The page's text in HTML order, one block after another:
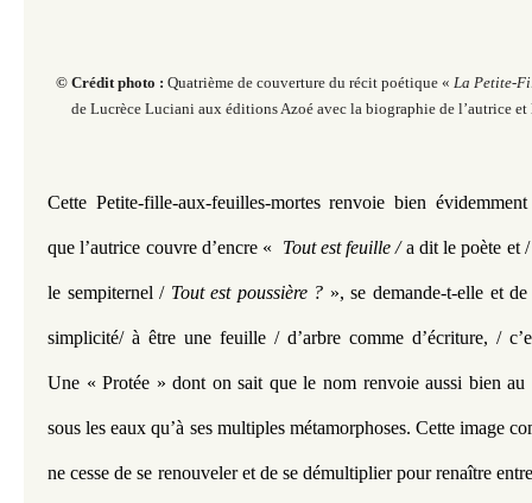
© Crédit photo : Quatrième de couverture du récit poétique « La Petite-
de Lucrèce Luciani aux éditions Azoé avec la biographie de l’autrice
Cette Petite-fille-aux-feuilles-mortes renvoie bien
que l’autrice couvre d’encre « Tout est feuille / a dit le poète et
le sempiternel / Tout est poussière ? », se demande-t-elle et
simplicité/ à être une feuille / d’arbre comme d’écriture, /
Une « Protée » dont on sait que le nom renvoie aussi bien
sous les eaux qu’à ses multiples métamorphoses. Cette image
ne cesse de se renouveler et de se démultiplier pour renaître